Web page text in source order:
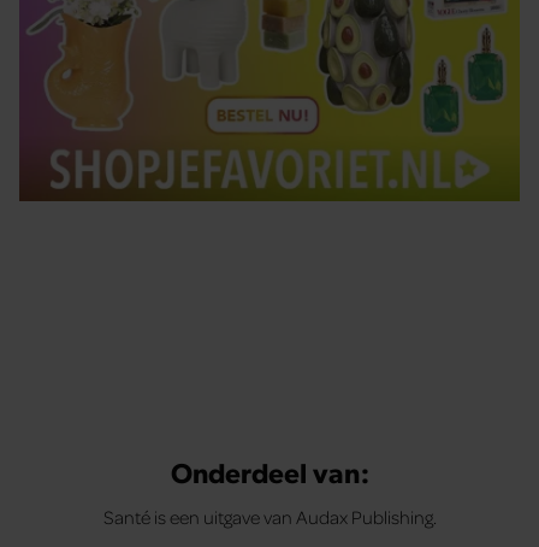
Onderdeel van:
Santé is een uitgave van Audax Publishing.